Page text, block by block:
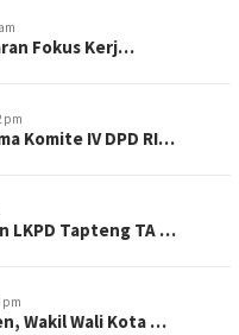
Fokus Kerj…
pm
Komite IV DPD RI…
LKPD Tapteng TA …
pm
Wakil Wali Kota …